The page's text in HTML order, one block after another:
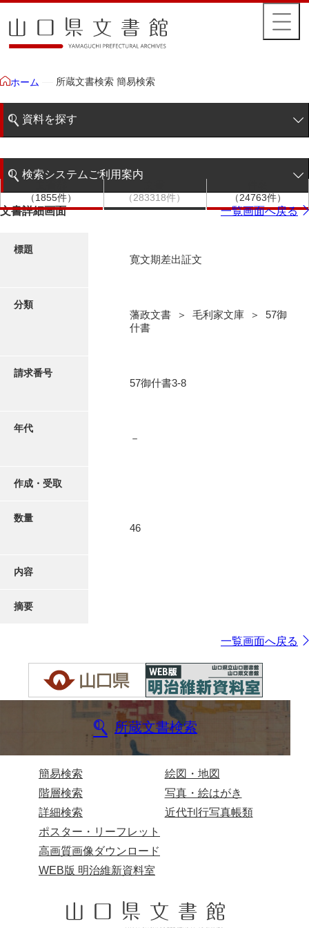
ホーム 所蔵文書検索 簡易検索
資料を探す
階層検索
写真・絵はがき
検索システムご利用案内
検索システムの利用について
（1855件）
（283318件）
（24763件）
文書詳細画面 一覧画面へ戻る
標題
寛文期差出証文
分類
藩政文書 ＞ 毛利家文庫 ＞ 57御
什書
請求番号
57御什書3-8
年代
－
作成・受取
数量
46
内容
摘要
一覧画面へ戻る
所蔵文書検索
簡易検索
階層検索
詳細検索
絵図・地図
写真・絵はがき
近代刊行写真帳類
ポスター・リーフレット
高画質画像ダウンロード
WEB版 明治維新資料室